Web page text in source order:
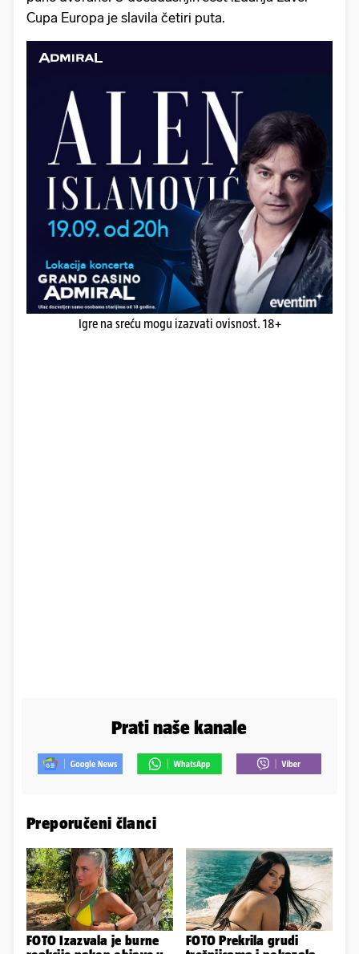
Cupa Europa je slavila četiri puta.
Igre na sreću mogu izazvati ovisnost. 18+
Prati naše kanale
Preporučeni članci
FOTO Izazvala je burne
FOTO Prekrila grudi